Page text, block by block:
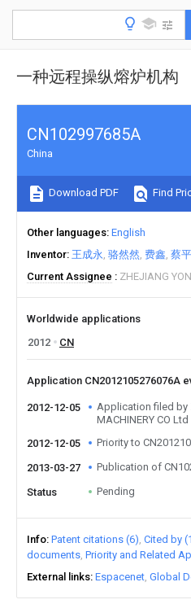
一种远程操纵熔炉机构
CN102997685A
China
Download PDF Find
Other languages English
Inventor 王成永 骆然然 费鑫 蔡平
Current Assignee
ZHEJIANG
Worldwide applications
2012
CN
Application CN2012105276076A
2012-12-05
Application filed by
MACHINERY CO Ltd
2012-12-05
Priority to
2013-03-27 Publication of
Status Pending
Info Patent citations (6) Cited by
documents Priority and Related
External links Espacenet Global